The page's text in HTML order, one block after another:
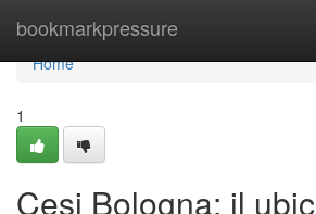
bookmarkpressure
Home
Home
1
Cesi Bologna: il